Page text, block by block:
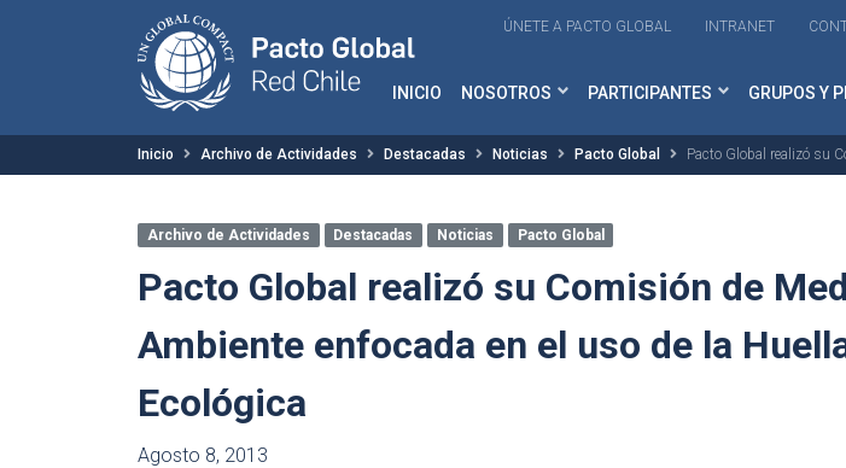
ÚNETE A PACTO GLOBAL INTRANET
INICIO NOSOTROS PARTICIPANTES GRUPOS Y
Inicio Archivo de Actividades Destacadas Noticias Pacto Global Pacto Global realizó su
Archivo de Actividades Destacadas Noticias Pacto Global
Pacto Global realizó su Comisión de
Ambiente enfocada en el uso de la
Ecológica
Agosto 8, 2013